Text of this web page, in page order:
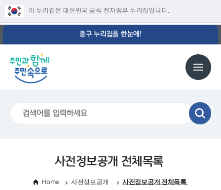
이 누리집은 대한민국 공식 전자정부 누리집입니다.
중구 누리집을 한눈에!
사전정보공개 전체목록
Home 사전정보공개 사전정보공개 전체목록